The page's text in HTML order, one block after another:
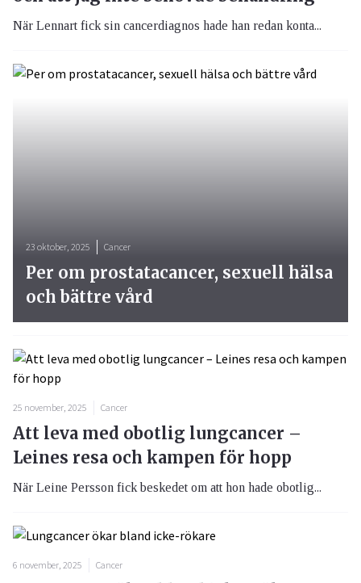
När Lennart fick sin cancerdiagnos hade han redan konta...
25 november, 2025 Cancer
Att leva med obotlig lungcancer –
Leines resa och kampen för hopp
När Leine Persson fick beskedet om att hon hade obotlig...
6 november, 2025 Cancer
23 oktober, 2025 Cancer
Per om prostatacancer, sexuell hälsa
och bättre vård